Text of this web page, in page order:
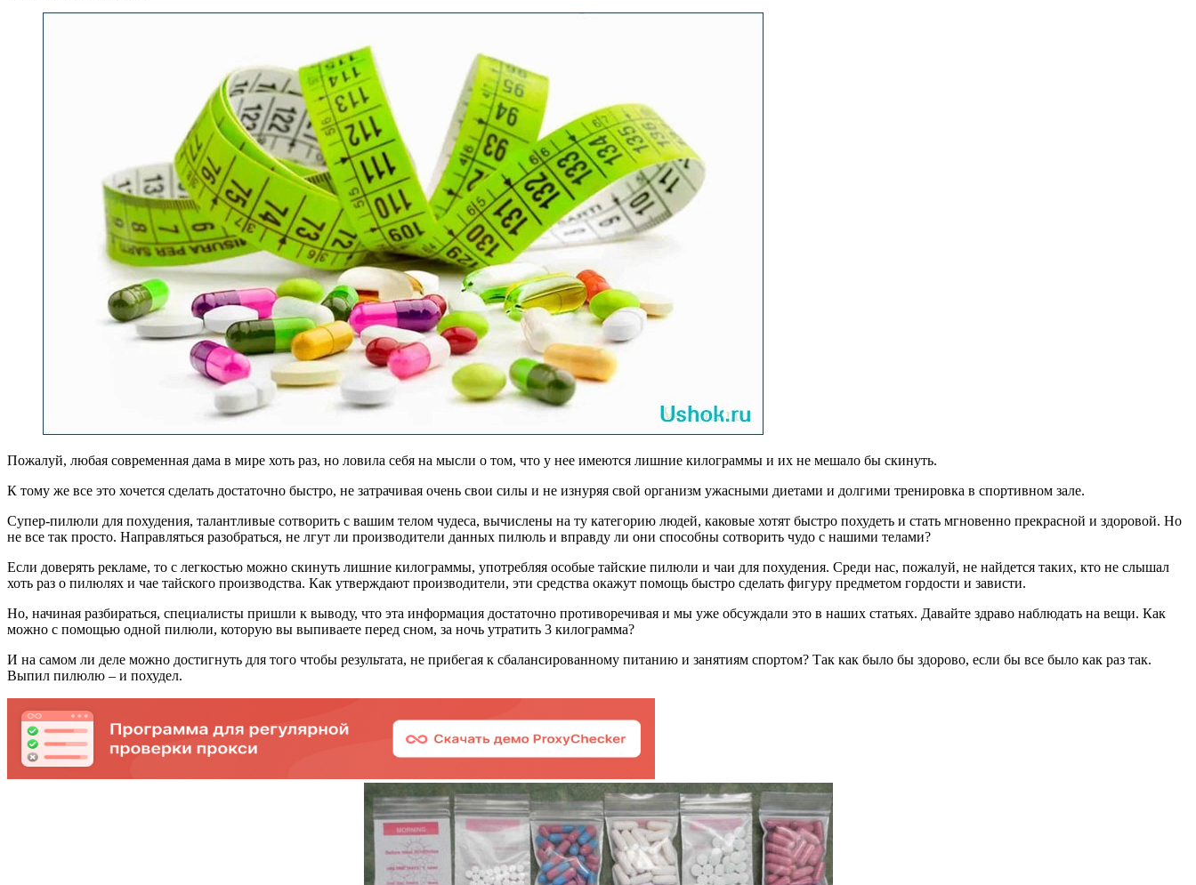
Пожалуй, любая современная дама в мире хоть раз, но ловила себя на мысли о том, что у нее имеются лишние килограммы и их не мешало бы скинуть.
К тому же все это хочется сделать достаточно быстро, не затрачивая очень свои силы и не изнуряя свой организм ужасными диетами и долгими тренировка в спортивном зале.
Супер-пилюли для похудения, талантливые сотворить с вашим телом чудеса, вычислены на ту категорию людей, каковые хотят быстро похудеть и стать мгновенно прекрасной и здоровой. Но
не все так просто. Направляться разобраться, не лгут ли производители данных пилюль и вправду ли они способны сотворить чудо с нашими телами?
Если доверять рекламе, то с легкостью можно скинуть лишние килограммы, употребляя особые тайские пилюли и чаи для похудения. Среди нас, пожалуй, не найдется таких, кто не слышал
хоть раз о пилюлях и чае тайского производства. Как утверждают производители, эти средства окажут помощь быстро сделать фигуру предметом гордости и зависти.
Но, начиная разбираться, специалисты пришли к выводу, что эта информация достаточно противоречивая и мы уже обсуждали это в наших статьях. Давайте здраво наблюдать на вещи. Как
можно с помощью одной пилюли, которую вы выпиваете перед сном, за ночь утратить 3 килограмма?
И на самом ли деле можно достигнуть для того чтобы результата, не прибегая к сбалансированному питанию и занятиям спортом? Так как было бы здорово, если бы все было как раз так.
Выпил пилюлю – и похудел.